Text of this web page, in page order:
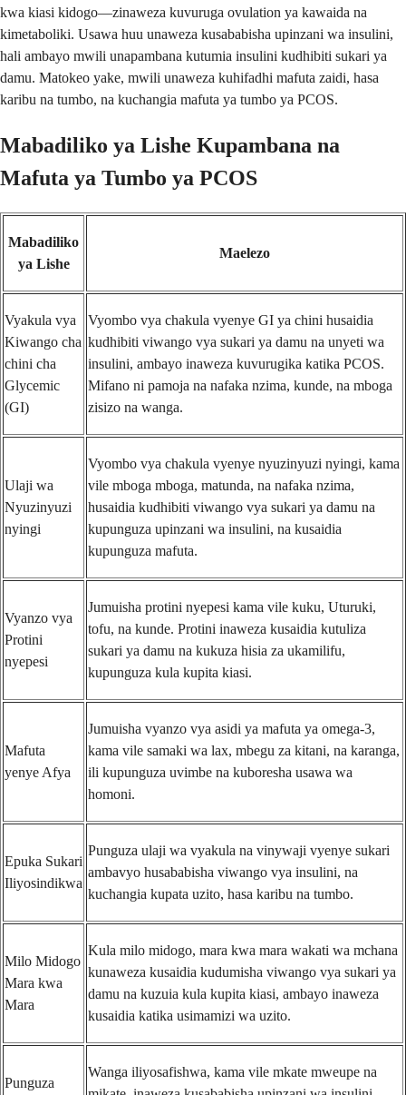
kwa kiasi kidogo—zinaweza kuvuruga ovulation ya kawaida na
kimetaboliki. Usawa huu unaweza kusababisha upinzani wa insulini,
hali ambayo mwili unapambana kutumia insulini kudhibiti sukari ya
damu. Matokeo yake, mwili unaweza kuhifadhi mafuta zaidi, hasa
karibu na tumbo, na kuchangia mafuta ya tumbo ya PCOS.
Mabadiliko ya Lishe Kupambana na
Mafuta ya Tumbo ya PCOS
Mabadiliko
ya Lishe
Maelezo
Vyakula vya
Kiwango cha
chini cha
Glycemic
(GI)
Vyombo vya chakula vyenye GI ya chini husaidia
kudhibiti viwango vya sukari ya damu na unyeti wa
insulini, ambayo inaweza kuvurugika katika PCOS.
Mifano ni pamoja na nafaka nzima, kunde, na mboga
zisizo na wanga.
Ulaji wa
Nyuzinyuzi
nyingi
Vyombo vya chakula vyenye nyuzinyuzi nyingi, kama
vile mboga mboga, matunda, na nafaka nzima,
husaidia kudhibiti viwango vya sukari ya damu na
kupunguza upinzani wa insulini, na kusaidia
kupunguza mafuta.
Vyanzo vya
Protini
nyepesi
Jumuisha protini nyepesi kama vile kuku, Uturuki,
tofu, na kunde. Protini inaweza kusaidia kutuliza
sukari ya damu na kukuza hisia za ukamilifu,
kupunguza kula kupita kiasi.
Mafuta
yenye Afya
Jumuisha vyanzo vya asidi ya mafuta ya omega-3,
kama vile samaki wa lax, mbegu za kitani, na karanga,
ili kupunguza uvimbe na kuboresha usawa wa
homoni.
Epuka Sukari
Iliyosindikwa
Punguza ulaji wa vyakula na vinywaji vyenye sukari
ambavyo husababisha viwango vya insulini, na
kuchangia kupata uzito, hasa karibu na tumbo.
Milo Midogo
Mara kwa
Mara
Kula milo midogo, mara kwa mara wakati wa mchana
kunaweza kusaidia kudumisha viwango vya sukari ya
damu na kuzuia kula kupita kiasi, ambayo inaweza
kusaidia katika usimamizi wa uzito.
Punguza
Wanga iliyosafishwa, kama vile mkate mweupe na